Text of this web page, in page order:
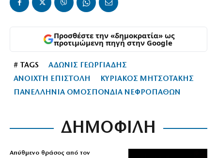
Προσθέστε την «δημοκρατία» ως
προτιμώμενη πηγή στην Google
# TAGS
ΑΔΩΝΙΣ ΓΕΩΡΓΙΑΔΗΣ
ΑΝΟΙΧΤΗ ΕΠΙΣΤΟΛΗ
ΚΥΡΙΑΚΟΣ ΜΗΤΣΟΤΑΚΗΣ
ΠΑΝΕΛΛΗΝΙΑ ΟΜΟΣΠΟΝΔΙΑ ΝΕΦΡΟΠΑΘΩΝ
ΔΗΜΟΦΙΛΗ
Απύθμενο θράσος από τον